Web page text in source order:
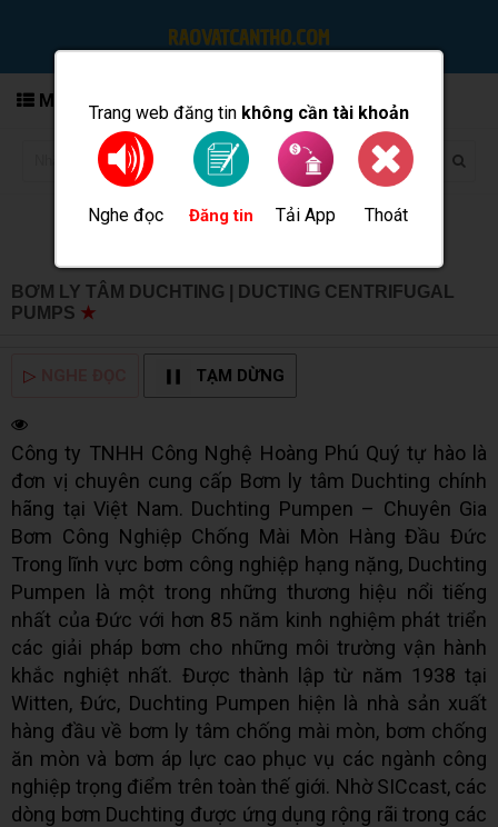
Trang web đăng tin không cần tài khoản
Nghe đọc Đăng tin Tải App Thoát
MENU
BƠM LY TÂM DUCHTING | DUCTING CENTRIFUGAL
PUMPS ★
▷ TẠM DỪNG
Công ty TNHH Công Nghệ Hoàng Phú Quý tự hào là
đơn vị chuyên cung cấp Bơm ly tâm Duchting chính
hãng tại Việt Nam. Duchting Pumpen – Chuyên Gia
Bơm Công Nghiệp Chống Mài Mòn Hàng Đầu Đức
Trong lĩnh vực bơm công nghiệp hạng nặng, Duchting
Pumpen là một trong những thương hiệu nổi tiếng
nhất của Đức với hơn 85 năm kinh nghiệm phát triển
các giải pháp bơm cho những môi trường vận hành
khắc nghiệt nhất. Được thành lập từ năm 1938 tại
Witten, Đức, Duchting Pumpen hiện là nhà sản xuất
hàng đầu về bơm ly tâm chống mài mòn, bơm chống
ăn mòn và bơm áp lực cao phục vụ các ngành công
nghiệp trọng điểm trên toàn thế giới. Nhờ SICcast, các
dòng bơm Duchting được ứng dụng rộng rãi trong các